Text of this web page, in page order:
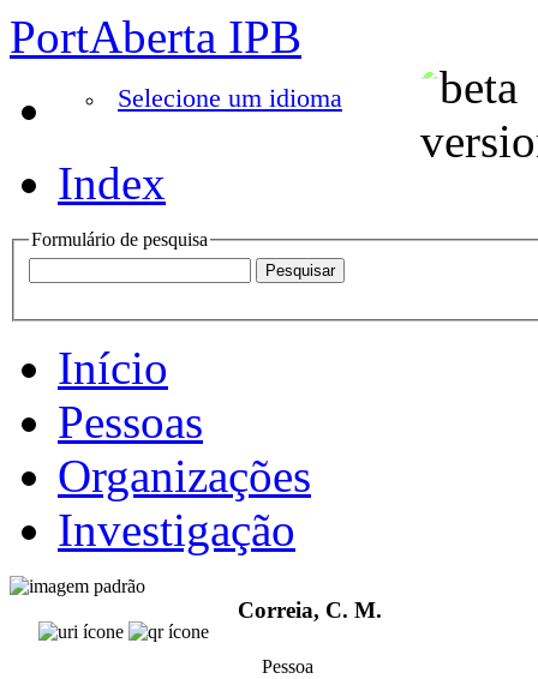
PortAberta IPB
Selecione um idioma
Index
Formulário de pesquisa
Início
Pessoas
Organizações
Investigação
Correia, C. M.
Pessoa